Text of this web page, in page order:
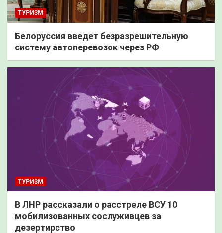
ТУРИЗМ
Белоруссия введет безразрешительную
систему автоперевозок через РФ
ТУРИЗМ
В ЛНР рассказали о расстреле ВСУ 10
мобилизованных сослуживцев за
дезертирство